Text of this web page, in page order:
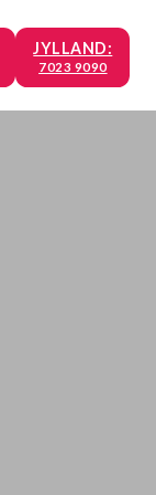
JYLLAND:
7023 9090